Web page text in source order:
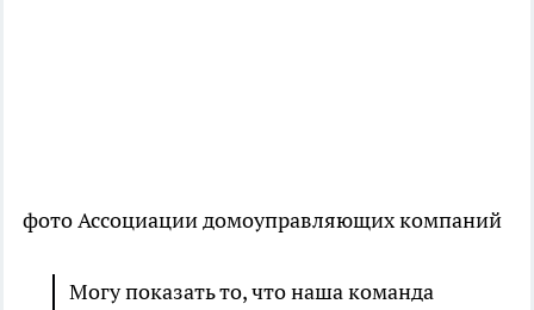
фото Ассоциации домоуправляющих компаний
Могу показать то, что наша команда